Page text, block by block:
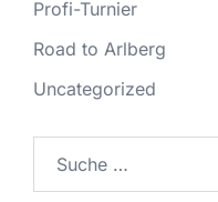
Profi-Turnier
Road to Arlberg
Uncategorized
nach: